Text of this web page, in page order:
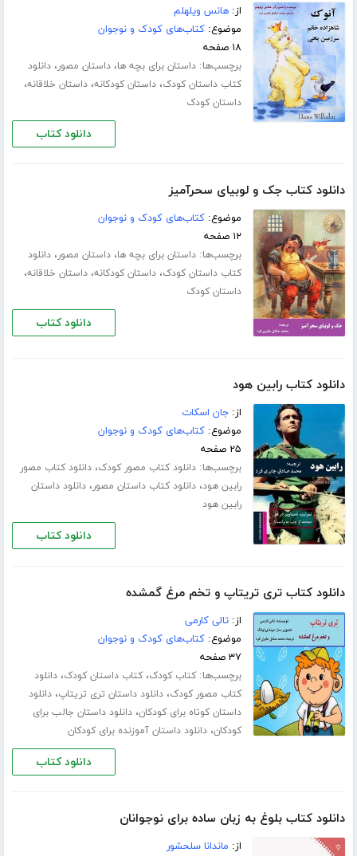
از:هانس ویلهلم
موضوع:کتاب‌های کودک و نوجوان
۱۸ صفحه
برچسب‌ها:داستان برای بچه ها،داستان مصور،دانلود
کتاب داستان کودک،داستان کودکانه،داستان خلاقانه،
داستان کودک
دانلود کتاب
دانلود کتاب جک و لوبیای سحرآمیز
موضوع:کتاب‌های کودک و نوجوان
۱۲ صفحه
برچسب‌ها:داستان برای بچه ها،داستان مصور،دانلود
کتاب داستان کودک،داستان کودکانه،داستان خلاقانه،
داستان کودک
دانلود کتاب
دانلود کتاب رابین هود
از:جان اسکات
موضوع:کتاب‌های کودک و نوجوان
۲۵ صفحه
برچسب‌ها:دانلود کتاب مصور کودک،دانلود کتاب مصور
رابین هود،دانلود کتاب داستان مصور،دانلود داستان
رابین هود
دانلود کتاب
دانلود کتاب تری تریتاپ و تخم مرغ گمشده
از:تالی کارمی
موضوع:کتاب‌های کودک و نوجوان
۳۷ صفحه
برچسب‌ها:کتاب کودک،کتاب داستان کودک،دانلود
کتاب مصور کودک،دانلود داستان تری تریتاپ،دانلود
داستان کوتاه برای کودکان،دانلود داستان جالب برای
کودکان،دانلود داستان آموزنده برای کودکان
دانلود کتاب
دانلود کتاب بلوغ به زبان ساده برای نوجوانان
از: ماندانا سلحشور